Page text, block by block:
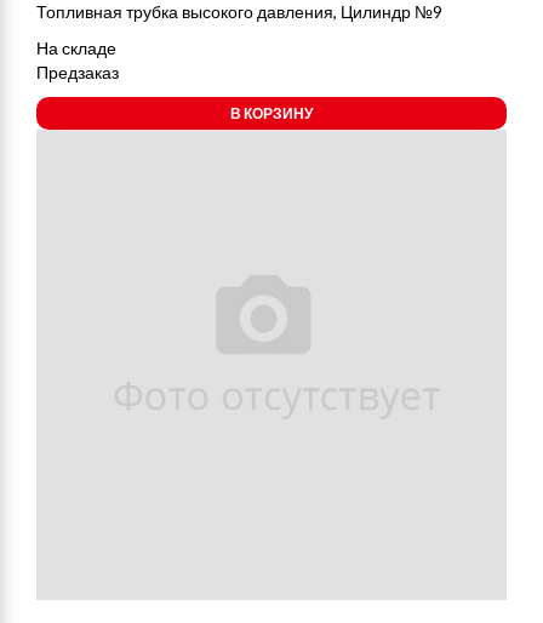
Топливная трубка высокого давления, Цилиндр №9
На складе
Предзаказ
В КОРЗИНУ